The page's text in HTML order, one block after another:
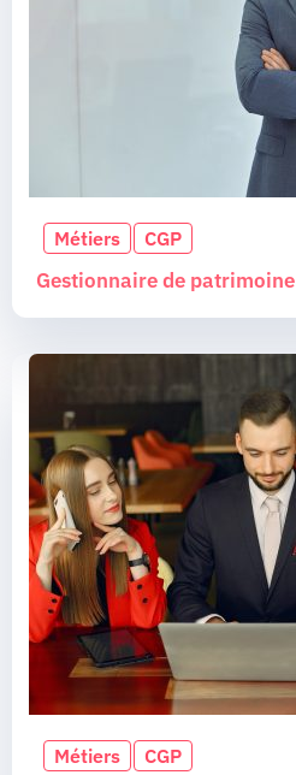
Métiers CGP
Gestionnaire de patrimoine
Métiers CGP